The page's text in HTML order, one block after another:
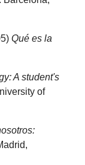
Qué es la
A student's
of